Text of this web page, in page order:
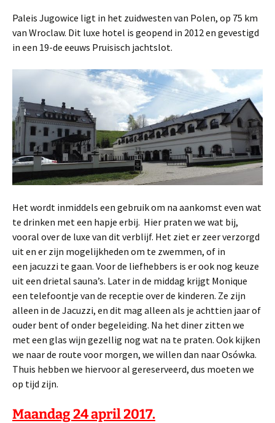
Paleis Jugowice ligt in het zuidwesten van Polen, op 75 km
van Wroclaw. Dit luxe hotel is geopend in 2012 en gevestigd
in een 19-de eeuws Pruisisch jachtslot.
Het wordt inmiddels een gebruik om na aankomst even wat
te drinken met een hapje erbij. Hier praten we wat bij,
vooral over de luxe van dit verblijf. Het ziet er zeer verzorgd
uit en er zijn mogelijkheden om te zwemmen, of in
een jacuzzi te gaan. Voor de liefhebbers is er ook nog keuze
uit een drietal sauna’s. Later in de middag krijgt Monique
een telefoontje van de receptie over de kinderen. Ze zijn
alleen in de Jacuzzi, en dit mag alleen als je achttien jaar of
ouder bent of onder begeleiding. Na het diner zitten we
met een glas wijn gezellig nog wat na te praten. Ook kijken
we naar de route voor morgen, we willen dan naar Osówka.
Thuis hebben we hiervoor al gereserveerd, dus moeten we
op tijd zijn.
Maandag 24 april 2017.